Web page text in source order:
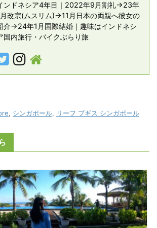
ンドネシア4年目｜2022年9月割礼→23年
改宗(ムスリム)→11月日本の両親へ彼女の
介→24年1月国際結婚｜趣味はインドネシ
国内旅行・バイクぶらり旅
, シンガポール, リーフ ブギス シンガポール